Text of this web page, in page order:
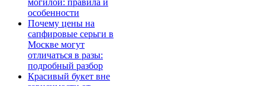
могилой: правила и
особенности
Почему цены на
сапфировые серьги в
Москве могут
отличаться в разы:
подробный разбор
Красивый букет вне